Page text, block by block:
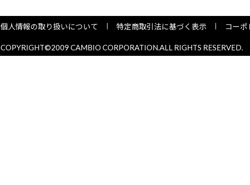
個人情報の取り扱いについて 特定商取引法に基づく表示 コーポ
COPYRIGHT©2009 CAMBIO CORPORATION.ALL RIGHTS RESERVED.